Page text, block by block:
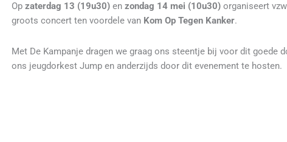
Op zaterdag 13 (19u30)en zondag 14 mei (10u30)organiseert
groots concert ten voordele van Kom Op Tegen Kanker.
Met De Kampanje dragen we graag ons steentje bij voor dit goede
ons jeugdorkest Jump en anderzijds door dit evenement te hosten.